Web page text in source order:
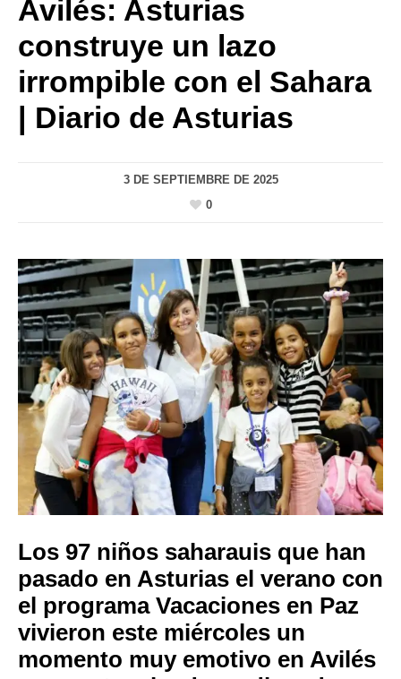
Avilés: Asturias
construye un lazo
irrompible con el Sahara
| Diario de Asturias
3 DE SEPTIEMBRE DE 2025
0
Los 97 niños saharauis que han
pasado en Asturias el verano con
el programa Vacaciones en Paz
vivieron este miércoles un
momento muy emotivo en Avilés